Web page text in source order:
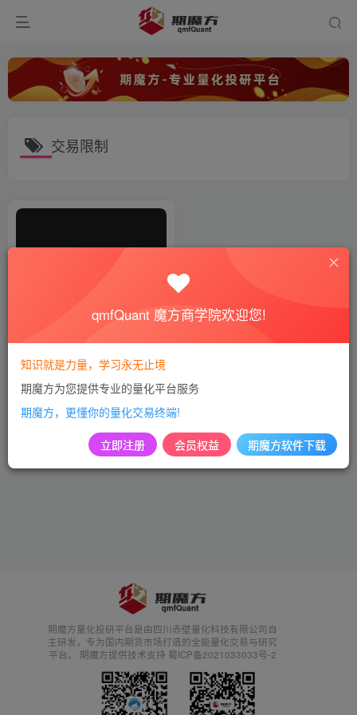
交易限制
铝预估影响36%的销售
市场动态
2年前 486
期魔方量化投研平台是由四川赤壁量化科技有限公司自
主研发，专为国内期货市场打造的全能量化交易与研究
平台。 期魔方提供技术支持 蜀ICP备2021033033号-2
qmfQuant 魔方商学院欢迎您!
知识就是力量，学习永无止境
期魔方为您提供专业的量化平台服务
期魔方，更懂你的量化交易终端!
立即注册 会员权益 期魔方软件下载